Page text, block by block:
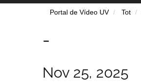
Portal de Vídeo UV Tot
-
Nov 25, 2025